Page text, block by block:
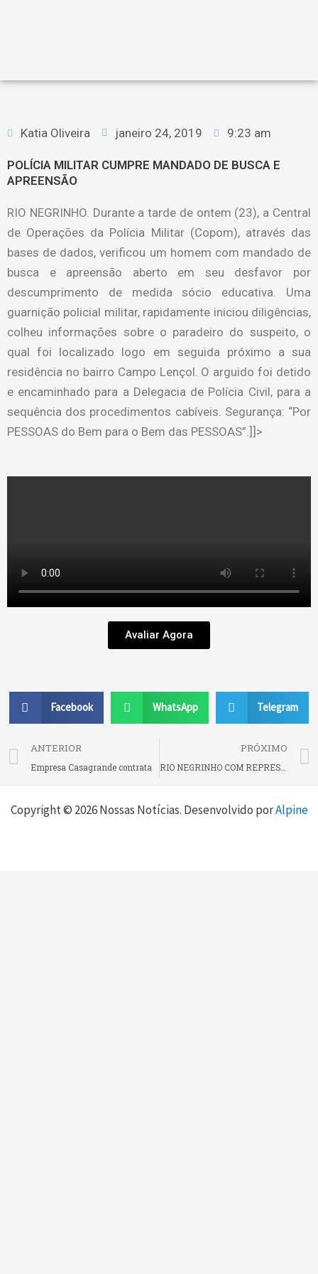
Katia Oliveira janeiro 24, 2019 9:23 am
POLÍCIA MILITAR CUMPRE MANDADO DE BUSCA E
APREENSÃO
RIO NEGRINHO. Durante a tarde de ontem (23), a Central
de Operações da Polícia Militar (Copom), através das
bases de dados, verificou um homem com mandado de
busca e apreensão aberto em seu desfavor por
descumprimento de medida sócio educativa. Uma
guarnição policial militar, rapidamente iniciou diligências,
colheu informações sobre o paradeiro do suspeito, o
qual foi localizado logo em seguida próximo a sua
residência no bairro Campo Lençol. O arguido foi detido
e encaminhado para a Delegacia de Polícia Civil, para a
sequência dos procedimentos cabíveis. Segurança: “Por
PESSOAS do Bem para o Bem das PESSOAS”.]]>
Avaliar Agora
Facebook WhatsApp Telegram
Prev
ANTERIOR
Empresa Casagrande contrata
PRÓXIMO
RIO NEGRINHO COM REPRESENTANTE NO CONSELHO FEDERAL DOS CORRETORES DE IMÓVEIS EM SANTA CATARINA
Copyright © 2026 Nossas Notícias. Desenvolvido porAlpine